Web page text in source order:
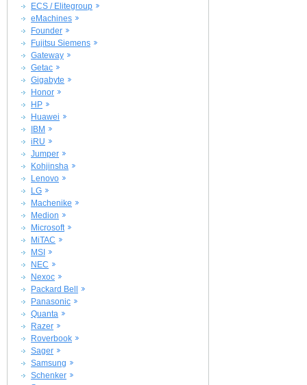
ECS / Elitegroup
eMachines
Founder
Fujitsu Siemens
Gateway
Getac
Gigabyte
Honor
HP
Huawei
IBM
iRU
Jumper
Kohjinsha
Lenovo
LG
Machenike
Medion
Microsoft
MiTAC
MSI
NEC
Nexoc
Packard Bell
Panasonic
Quanta
Razer
Roverbook
Sager
Samsung
Schenker